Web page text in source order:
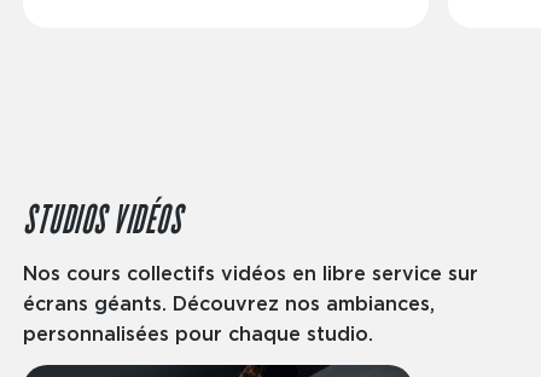
STUDIOS VIDÉOS
Nos cours collectifs vidéos en libre service sur
écrans géants. Découvrez nos ambiances,
personnalisées pour chaque studio.